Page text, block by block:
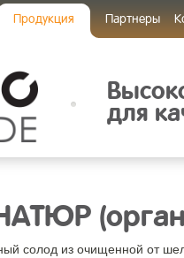
Продукция Партнеры
для
солод из очищенной от